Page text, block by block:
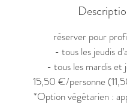
réserver pour
- tous les jeudis
- tous les mardis et
15,50 €/personne
*Option végétarien :